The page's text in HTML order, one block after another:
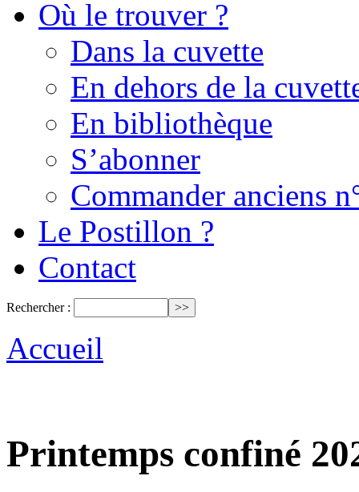
Où le trouver ?
Dans la cuvette
En dehors de la
En bibliothèque
S’abonner
Commander anciens
Le Postillon ?
Contact
Rechercher :
Accueil
Printemps confiné